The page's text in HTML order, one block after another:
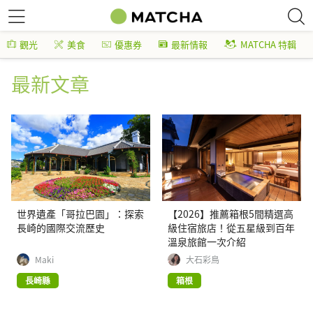
觀光 美食 優惠券 最新情報 MATCHA 特輯
最新文章
世界遺產「哥拉巴園」：探索
長崎的國際交流歷史
Maki
長崎縣
【2026】推薦箱根5間精選高
級住宿旅店！從五星級到百年
溫泉旅館一次介紹
大石彩鳥
箱根